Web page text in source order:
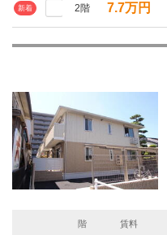
新着 2階 7.7万円
階 賃料